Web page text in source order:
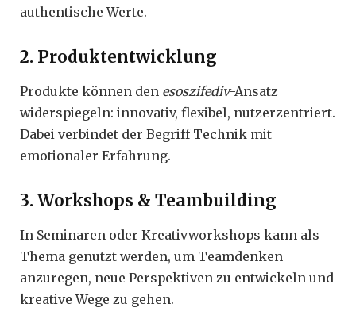
authentische Werte.
2. Produktentwicklung
Produkte können den esoszifediv-Ansatz
widerspiegeln: innovativ, flexibel, nutzerzentriert.
Dabei verbindet der Begriff Technik mit
emotionaler Erfahrung.
3. Workshops & Teambuilding
In Seminaren oder Kreativworkshops kann als
Thema genutzt werden, um Teamdenken
anzuregen, neue Perspektiven zu entwickeln und
kreative Wege zu gehen.